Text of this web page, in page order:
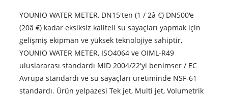
YOUNIO WATER METER, DN15'ten (1 / 2â €) DN500'e
(20â €) kadar eksiksiz kaliteli su sayaçları yapmak için
gelişmiş ekipman ve yüksek teknolojiye sahiptir,
YOUNIO WATER METER, ISO4064 ve OIML-R49
uluslararası standardı MID 2004/22'yi benimser / EC
Avrupa standardı ve su sayaçları üretiminde NSF-61
standardı. Ürün yelpazesi Tek jet, Multi jet, Volumetrik